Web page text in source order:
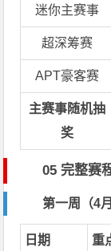
迷你主赛事
超深筹赛
APT豪客赛
主赛事随机抽
奖
05 完整赛
第一周（4
日期 重